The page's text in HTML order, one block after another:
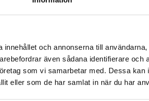
och annonserna till
även sådana identifierare och
som vi samarbetar med. Dessa kan
eller som de har samlat in när du har